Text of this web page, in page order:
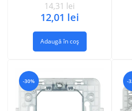
14,31 lei
12,01 lei
Adaugă în coș
-30% -